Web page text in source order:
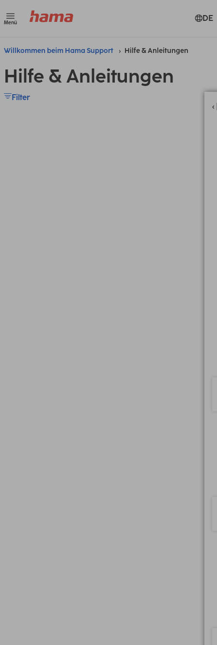
Menü DE
Willkommen beim Hama Support Hilfe & Anleitungen
Hilfe & Anleitungen
Filter